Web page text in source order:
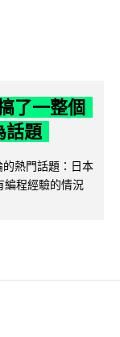
了一整個
話題
熱門話題：日本
編程經驗的情況